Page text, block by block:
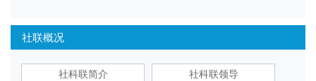
社联概况
社科联简介 社科联领导